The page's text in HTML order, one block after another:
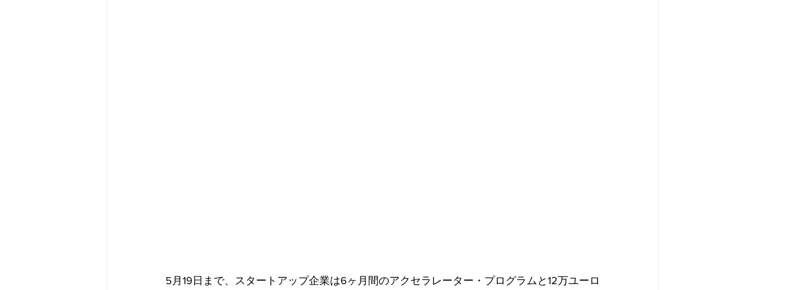
5月19日まで、スタートアップ企業は6ヶ月間のアクセラレーター・プログラムと12万ユーロ